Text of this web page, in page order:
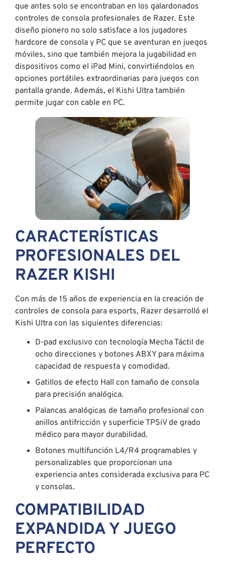
que antes solo se encontraban en los galardonados
controles de consola profesionales de Razer. Este
diseño pionero no solo satisface a los jugadores
hardcore de consola y PC que se aventuran en juegos
móviles, sino que también mejora la jugabilidad en
dispositivos como el iPad Mini, convirtiéndolos en
opciones portátiles extraordinarias para juegos con
pantalla grande. Además, el Kishi Ultra también
permite jugar con cable en PC.
CARACTERÍSTICAS
PROFESIONALES DEL
RAZER KISHI
Con más de 15 años de experiencia en la creación de
controles de consola para esports, Razer desarrolló el
Kishi Ultra con las siguientes diferencias:
D-pad exclusivo con tecnología Mecha Táctil de
ocho direcciones y botones ABXY para máxima
capacidad de respuesta y comodidad.
Gatillos de efecto Hall con tamaño de consola
para precisión analógica.
Palancas analógicas de tamaño profesional con
anillos antifricción y superficie TPSiV de grado
médico para mayor durabilidad.
Botones multifunción L4/R4 programables y
personalizables que proporcionan una
experiencia antes considerada exclusiva para PC
y consolas.
COMPATIBILIDAD
EXPANDIDA Y JUEGO
PERFECTO